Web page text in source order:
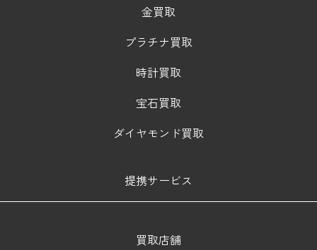
金買取
プラチナ買取
時計買取
宝石買取
ダイヤモンド買取
提携サービス
買取店舗